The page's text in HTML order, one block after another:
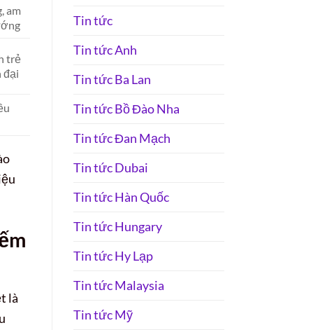
am
trẻ
đại
là
Tin tức
Tin tức Anh
Tin tức Ba Lan
Tin tức Bồ Đào Nha
Tin tức Đan Mạch
Tin tức Dubai
Tin tức Hàn Quốc
Tin tức Hungary
Tin tức Hy Lạp
Tin tức Malaysia
Tin tức Mỹ